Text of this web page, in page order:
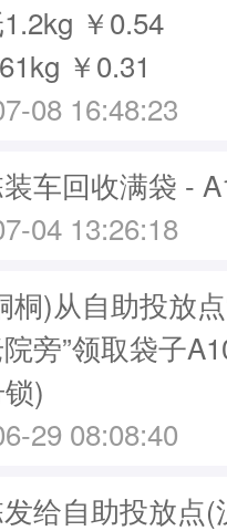
￥0.54
￥0.31
08 16:48:23
车回收满袋 -
04 13:26:18
桐)从自助投放
旁”领取袋子
)
29 08:08:40
给自助投放点